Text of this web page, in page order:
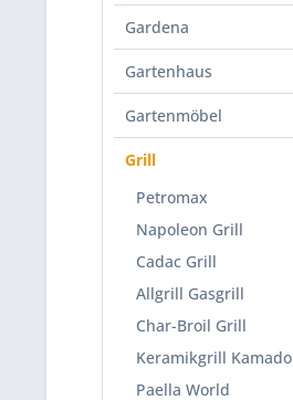
Gardena
Gartenhaus
Gartenmöbel
Grill
Petromax
Napoleon Grill
Cadac Grill
Allgrill Gasgrill
Char-Broil Grill
Keramikgrill Kamado
Paella World